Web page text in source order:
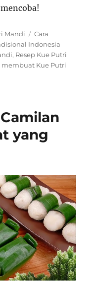
Mandi Tags
Cara
Indonesia
, Resep Kue Putri
membuat Kue Putri
yang